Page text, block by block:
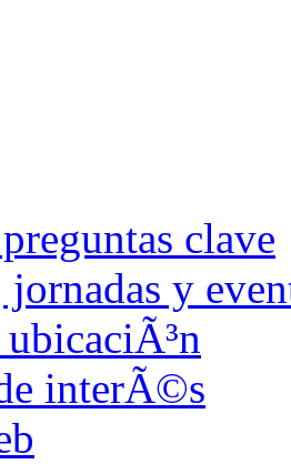
clave
y
interÃ©s